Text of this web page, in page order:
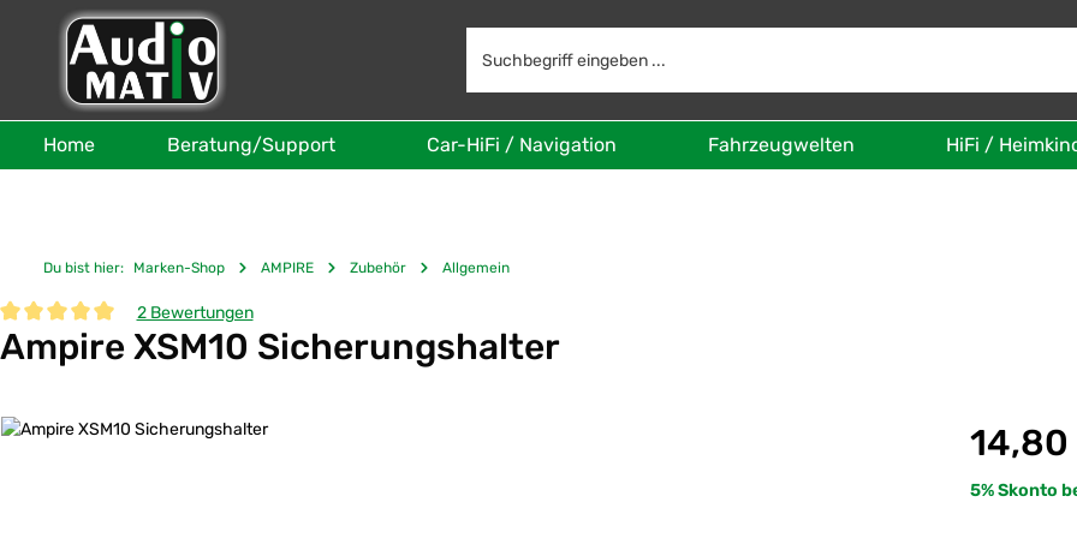
Hauptinhalt springen
Zur Suche springen
Zur Hauptnavigation springen
Home Beratung/Support Car-HiFi / Navigation Fahrzeugwelten HiFi /
Du bist hier: Marken-Shop AMPIRE Zubehör Allgemein
Durchschnittliche Bewertung von 5 von 5 Sternen
2 Bewertungen
Ampire XSM10 Sicherungshalter
Bildergalerie überspringen Regulärer